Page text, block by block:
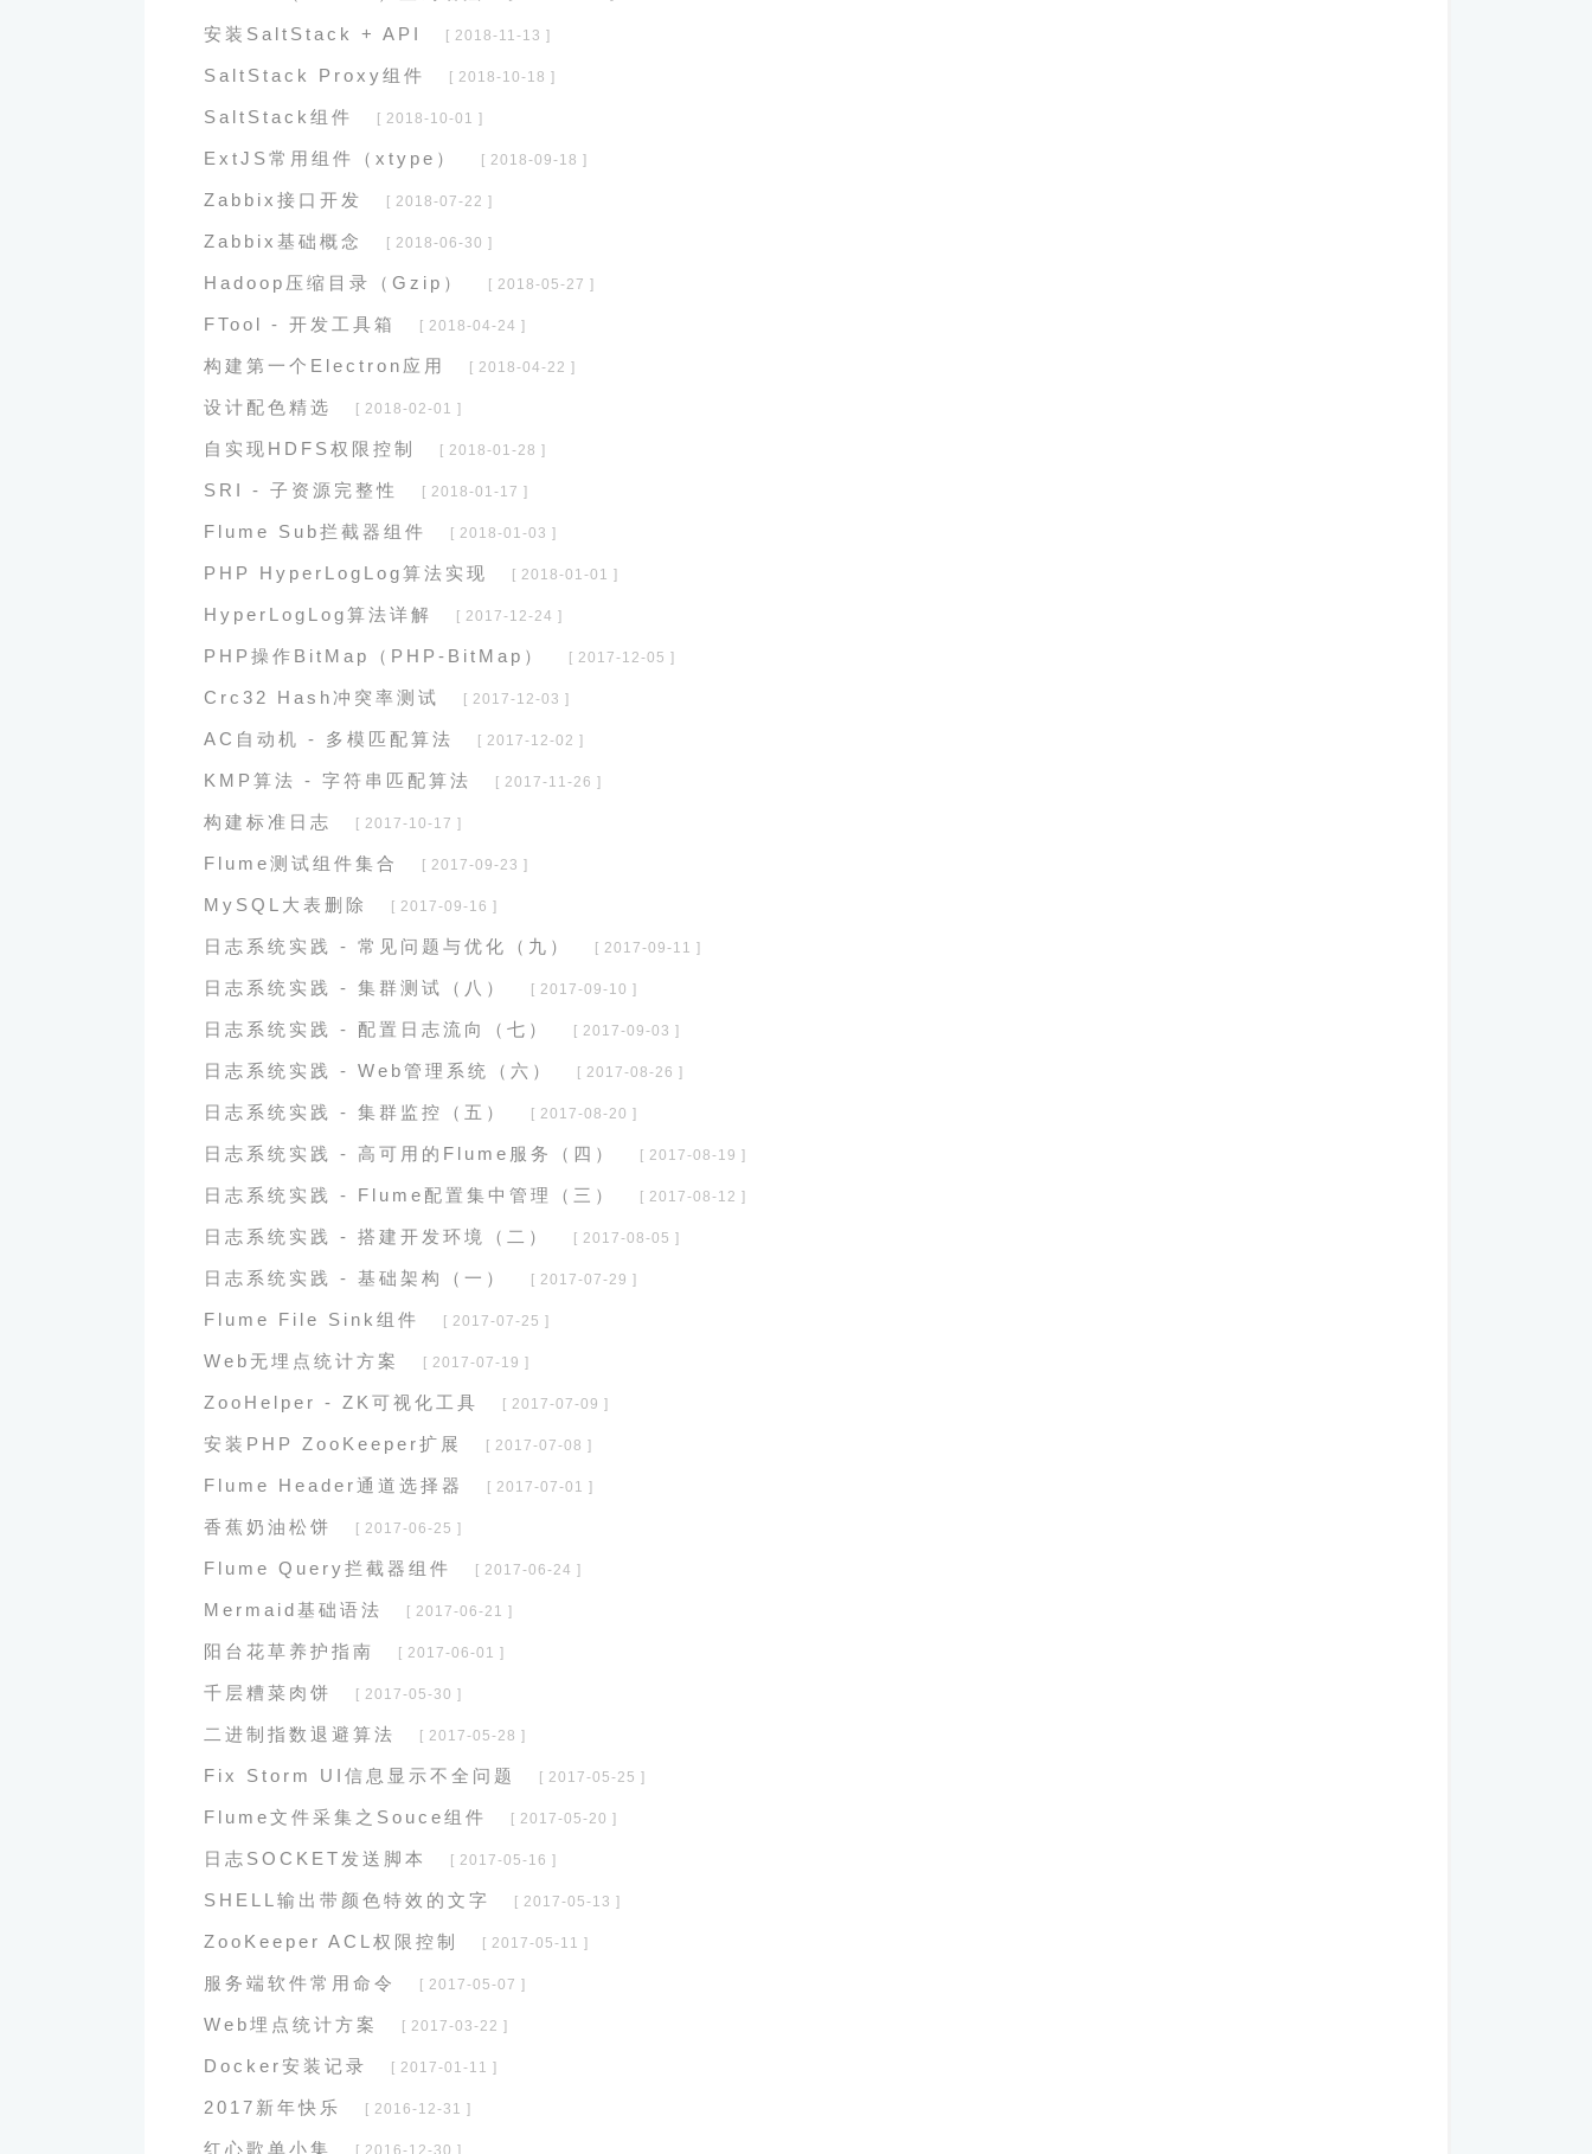
安装SaltStack + API [ 2018-11-13 ]
SaltStack Proxy组件 [ 2018-10-18 ]
SaltStack组件 [ 2018-10-01 ]
ExtJS常用组件（xtype） [ 2018-09-18 ]
Zabbix接口开发 [ 2018-07-22 ]
Zabbix基础概念 [ 2018-06-30 ]
Hadoop压缩目录（Gzip） [ 2018-05-27 ]
FTool - 开发工具箱 [ 2018-04-24 ]
构建第一个Electron应用 [ 2018-04-22 ]
设计配色精选 [ 2018-02-01 ]
自实现HDFS权限控制 [ 2018-01-28 ]
SRI - 子资源完整性 [ 2018-01-17 ]
Flume Sub拦截器组件 [ 2018-01-03 ]
PHP HyperLogLog算法实现 [ 2018-01-01 ]
HyperLogLog算法详解 [ 2017-12-24 ]
PHP操作BitMap（PHP-BitMap） [ 2017-12-05 ]
Crc32 Hash冲突率测试 [ 2017-12-03 ]
AC自动机 - 多模匹配算法 [ 2017-12-02 ]
KMP算法 - 字符串匹配算法 [ 2017-11-26 ]
构建标准日志 [ 2017-10-17 ]
Flume测试组件集合 [ 2017-09-23 ]
MySQL大表删除 [ 2017-09-16 ]
日志系统实践 - 常见问题与优化（九） [ 2017-09-11 ]
日志系统实践 - 集群测试（八） [ 2017-09-10 ]
日志系统实践 - 配置日志流向（七） [ 2017-09-03 ]
日志系统实践 - Web管理系统（六） [ 2017-08-26 ]
日志系统实践 - 集群监控（五） [ 2017-08-20 ]
日志系统实践 - 高可用的Flume服务（四） [ 2017-08-19 ]
日志系统实践 - Flume配置集中管理（三） [ 2017-08-12 ]
日志系统实践 - 搭建开发环境（二） [ 2017-08-05 ]
日志系统实践 - 基础架构（一） [ 2017-07-29 ]
Flume File Sink组件 [ 2017-07-25 ]
Web无埋点统计方案 [ 2017-07-19 ]
ZooHelper - ZK可视化工具 [ 2017-07-09 ]
安装PHP ZooKeeper扩展 [ 2017-07-08 ]
Flume Header通道选择器 [ 2017-07-01 ]
香蕉奶油松饼 [ 2017-06-25 ]
Flume Query拦截器组件 [ 2017-06-24 ]
Mermaid基础语法 [ 2017-06-21 ]
阳台花草养护指南 [ 2017-06-01 ]
千层糟菜肉饼 [ 2017-05-30 ]
二进制指数退避算法 [ 2017-05-28 ]
Fix Storm UI信息显示不全问题 [ 2017-05-25 ]
Flume文件采集之Souce组件 [ 2017-05-20 ]
日志SOCKET发送脚本 [ 2017-05-16 ]
SHELL输出带颜色特效的文字 [ 2017-05-13 ]
ZooKeeper ACL权限控制 [ 2017-05-11 ]
服务端软件常用命令 [ 2017-05-07 ]
Web埋点统计方案 [ 2017-03-22 ]
Docker安装记录 [ 2017-01-11 ]
2017新年快乐 [ 2016-12-31 ]
红心歌单小集 [ 2016-12-30 ]